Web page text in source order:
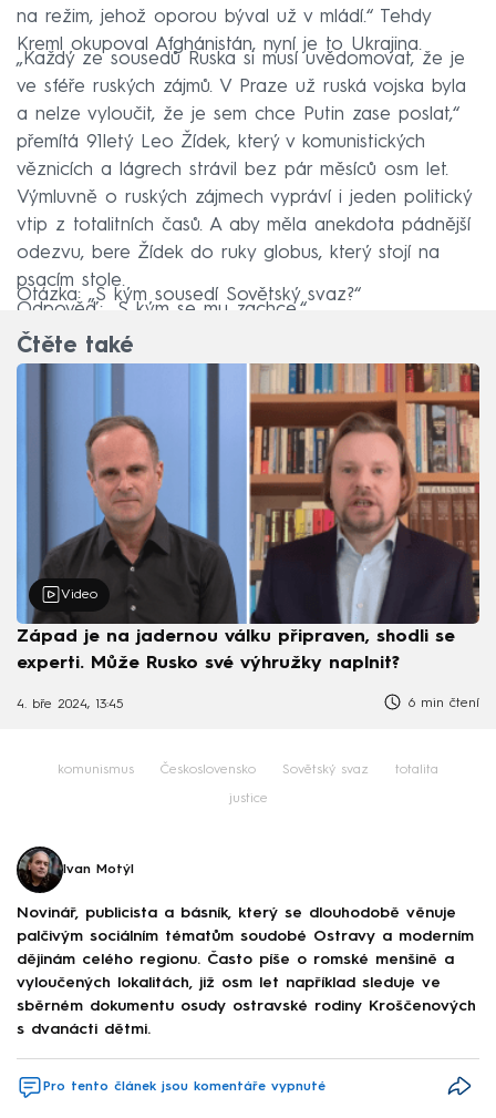
na režim, jehož oporou býval už v mládí.“ Tehdy
Kreml okupoval Afghánistán, nyní je to Ukrajina.
„Každý ze sousedů Ruska si musí uvědomovat, že je
ve sféře ruských zájmů. V Praze už ruská vojska byla
a nelze vyloučit, že je sem chce Putin zase poslat,“
přemítá 91letý Leo Žídek, který v komunistických
věznicích a lágrech strávil bez pár měsíců osm let.
Výmluvně o ruských zájmech vypráví i jeden politický
vtip z totalitních časů. A aby měla anekdota pádnější
odezvu, bere Žídek do ruky globus, který stojí na
psacím stole.
Otázka: „S kým sousedí Sovětský svaz?“
Odpověď: „S kým se mu zachce.“
Čtěte také
Video
Západ je na jadernou válku připraven, shodli se
experti. Může Rusko své výhružky naplnit?
4. bře 2024, 13:45 6 min čtení
komunismus Československo Sovětský svaz totalita
justice
Ivan Motýl
Novinář, publicista a básník, který se dlouhodobě věnuje
palčivým sociálním tématům soudobé Ostravy a moderním
dějinám celého regionu. Často píše o romské menšině a
vyloučených lokalitách, již osm let například sleduje ve
sběrném dokumentu osudy ostravské rodiny Kroščenových
s dvanácti dětmi.
Pro tento článek jsou komentáře vypnuté